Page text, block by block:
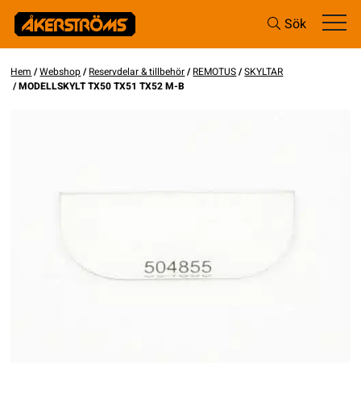
Sök
Hem /Webshop/Reservdelar & tillbehör/REMOTUS/SKYLTAR
/ MODELLSKYLT TX50 TX51 TX52 M-B